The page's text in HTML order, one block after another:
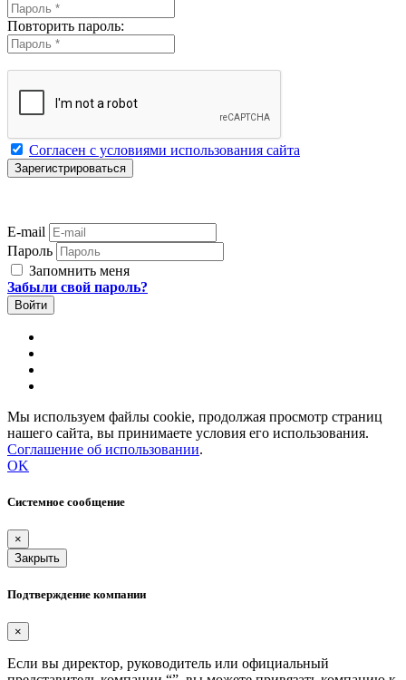
Повторить пароль:
Согласен с условиями использования сайта
E-mail
Пароль
Запомнить меня
Забыли свой пароль?
Мы используем файлы cookie, продолжая просмотр страниц
нашего сайта, вы принимаете условия его использования.
Соглашение об использовании.
OK
Системное сообщение
×
Закрыть
Подтверждение компании
×
Если вы директор, руководитель или официальный